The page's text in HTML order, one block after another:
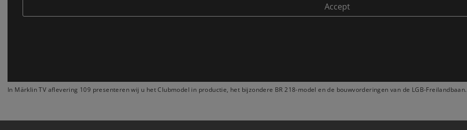
In Märklin TV aflevering 109 presenteren wij u het Clubmodel in productie, het bijzondere BR 218-model en de bouwvorderingen van de LGB-Freilandbaan.